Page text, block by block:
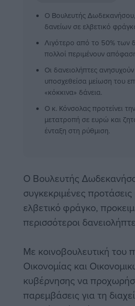
Ο Βουλευτής Δωδεκανήσου,
δανείων σε ελβετικό
Λιγότερο από το 50% των
πολλοί περιμένουν
Οι δανειολήπτες
υποσχεθείσα μείωση του
«κόκκινα» δάνεια.
Ο κ. Κόνσολας προτείνει
μετατροπή σε ευρώ και
ένταξη στη ρύθμιση.
Ο Βουλευτής
συγκεκριμένες
ελβετικό φράγκο,
περισσότεροι
Με κοινοβουλευτική
Οικονομίας και
κυβέρνησης να
παρεμβάσεις για τη